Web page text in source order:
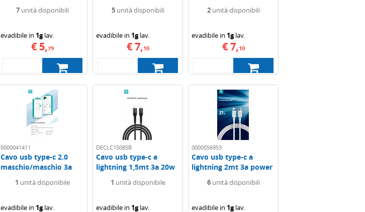
7unità disponibili
evadibile in 1glav.
€ 5,79
5unità disponibili
evadibile in 1glav.
€ 7,10
2unità disponibili
evadibile in 1glav.
€ 7,10
0000041411
Cavo usb type-c 2.0
maschio/maschio 3a
1 unità disponibile
evadibile in 1glav.
DECLC15085B
Cavo usb type-c a
lightning 1,5mt 3a 20w
1 unità disponibile
evadibile in 1glav.
0000056953
Cavo usb type-c a
lightning 2mt 3a power
6unità disponibili
evadibile in 1glav.